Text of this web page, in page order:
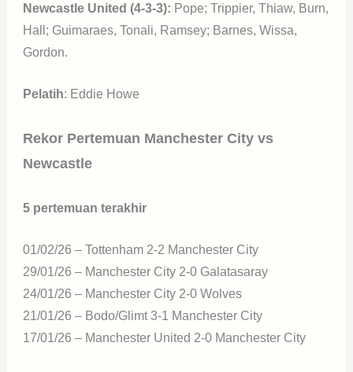
Newcastle United (4-3-3): Pope; Trippier, Thiaw, Burn,
Hall; Guimaraes, Tonali, Ramsey; Barnes, Wissa,
Gordon.
Pelatih: Eddie Howe
Rekor Pertemuan Manchester City vs
Newcastle
5 pertemuan terakhir
01/02/26 – Tottenham 2-2 Manchester City
29/01/26 – Manchester City 2-0 Galatasaray
24/01/26 – Manchester City 2-0 Wolves
21/01/26 – Bodo/Glimt 3-1 Manchester City
17/01/26 – Manchester United 2-0 Manchester City